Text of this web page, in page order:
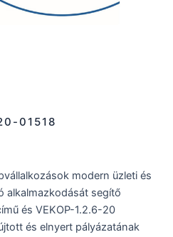
01518
modern üzleti és
alkalmazkodását segítő
és VEKOP-1.2.6-20
és elnyert pályázatának